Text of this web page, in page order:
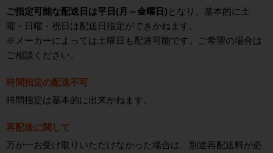
ご指定可能な配送日は平日(月～金曜日) となり、基本的に土
曜・日曜・祝日は配送日指定ができかねます。
※メーカーによっては土曜日も配送可能です。ご希望の場合は
ご相談ください。
時間指定の配送不可
時間指定は基本的に出来かねます。
再配送に関して
万が一お受け取りいただけなかった場合は、別途再配送料が必